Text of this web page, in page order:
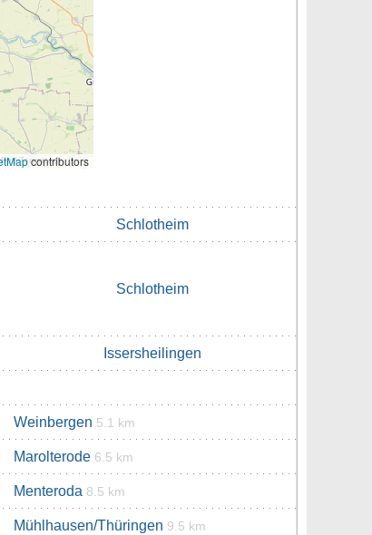
contributors
Schlotheim
Schlotheim
Issersheilingen
Weinbergen 5.1 km
Marolterode 6.5 km
Menteroda 8.5 km
Mühlhausen/Thüringen 9.5 km